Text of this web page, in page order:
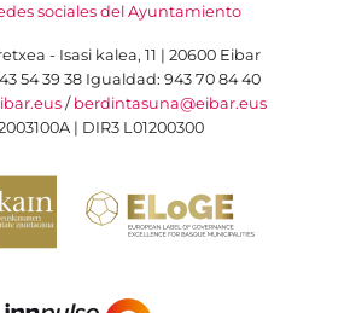
sociales del Ayuntamiento
- Isasi kalea, 11 | 20600 Eibar
54 39 38 Igualdad: 943 70 84 40
/ berdintasuna@eibar.eus
| DIR3 L01200300